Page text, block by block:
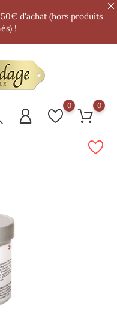
d'achat (hors produits
!
0 0